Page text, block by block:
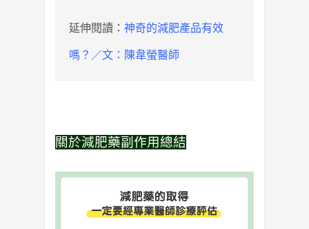
延伸閱讀： 神奇的減肥產品有效
嗎？／文：陳韋螢醫師
關於減肥藥副作用總結